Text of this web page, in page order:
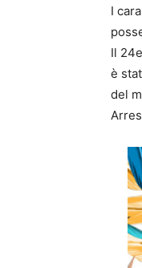
I
Il
è
del